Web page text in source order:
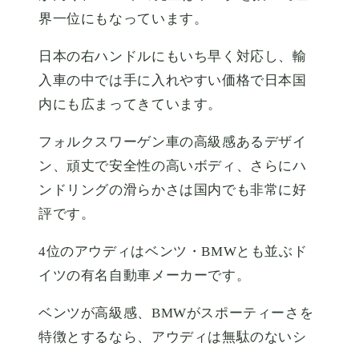
界一位にもなっています。
日本の右ハンドルにもいち早く対応し、輸
入車の中では手に入れやすい価格で日本国
内にも広まってきています。
フォルクスワーゲン車の高級感あるデザイ
ン、頑丈で安全性の高いボディ、さらにハ
ンドリングの滑らかさは国内でも非常に好
評です。
4位のアウディはベンツ・BMWとも並ぶド
イツの有名自動車メーカーです。
ベンツが高級感、BMWがスポーティーさを
特徴とするなら、アウディは無駄のないシ